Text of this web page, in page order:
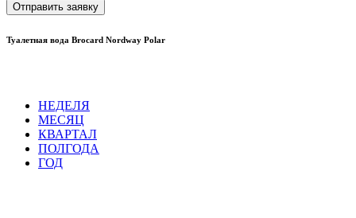
Отправить заявку
Туалетная вода Brocard Nordway Polar
НЕДЕЛЯ
МЕСЯЦ
КВАРТАЛ
ПОЛГОДА
ГОД